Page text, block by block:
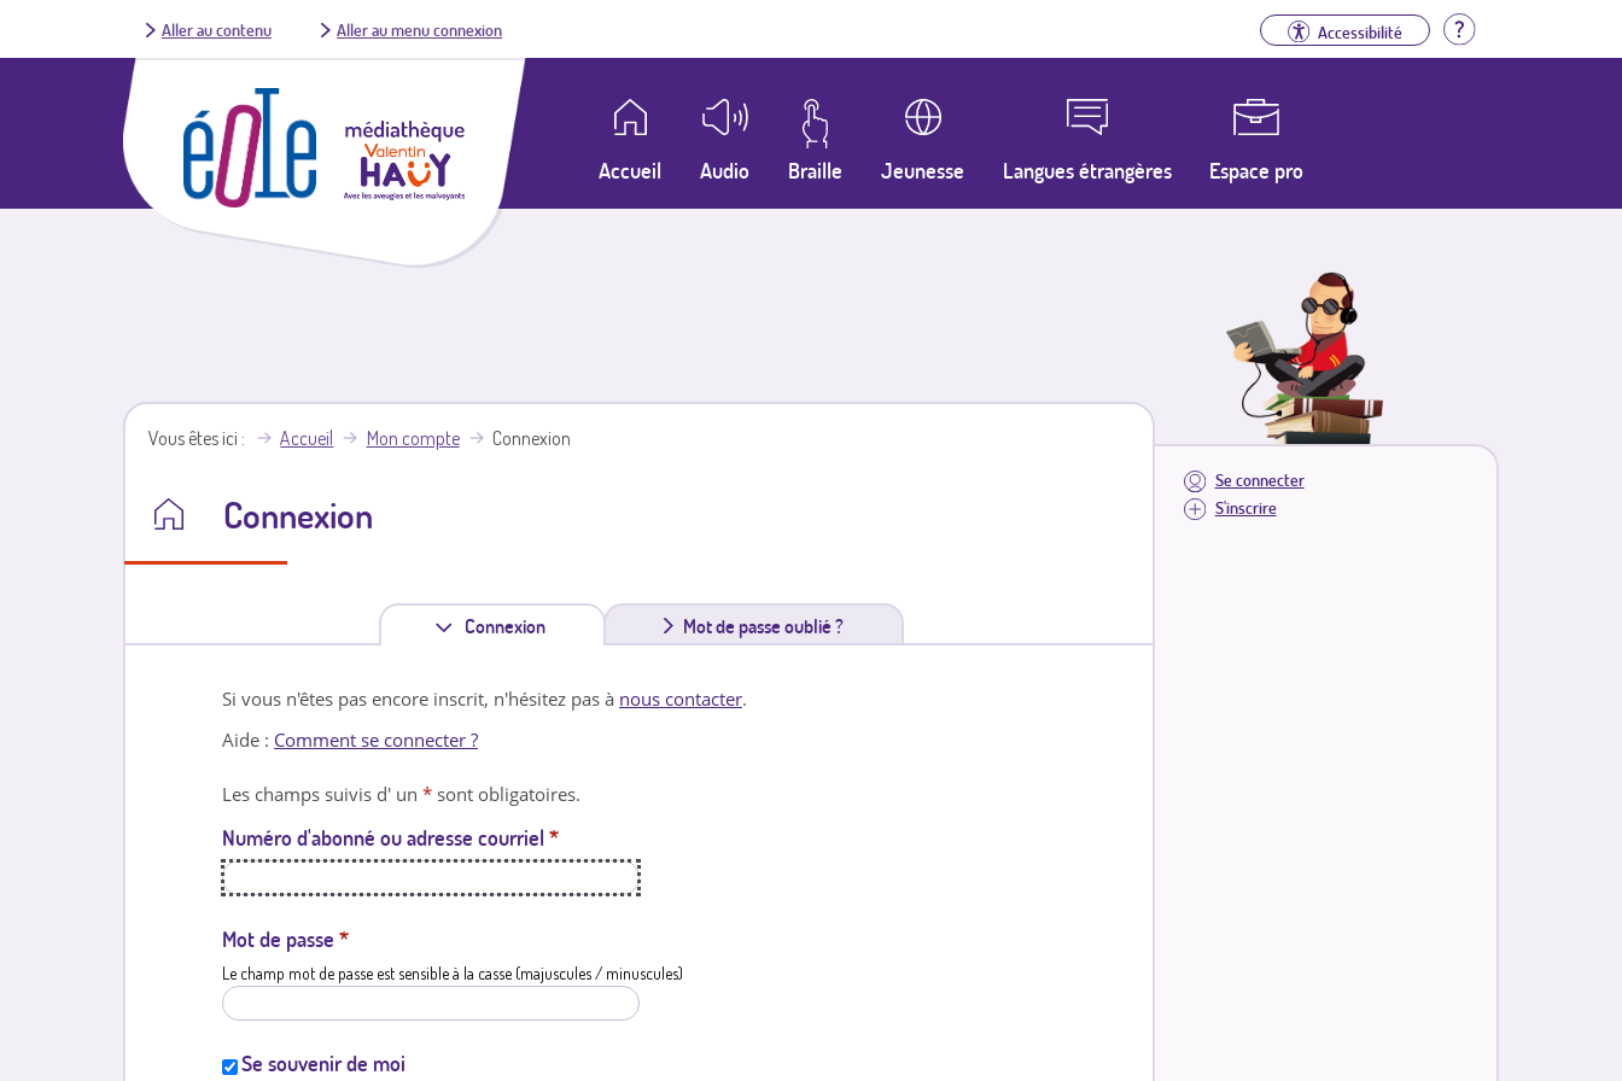
Aller au contenu Aller au menu connexion Accessibilité Aide
Accueil Audio Braille Jeunesse Langues étrangères Espace pro
Se connecter
S'inscrire
Vous êtes ici Accueil Mon compte Connexion
Connexion
Connexion
n
l
e
Mot de passe oublié ?
Si vous n'êtes pas encore inscrit, n'hésitez pas à nous contacter.
Aide : Comment se connecter ?
Les champs suivis d' un * sont obligatoires.
Numéro d'abonné ou adresse courriel *
Mot de passe *
Le champ mot de passe est sensible à la casse (majuscules / minuscules)
Se souvenir de moi